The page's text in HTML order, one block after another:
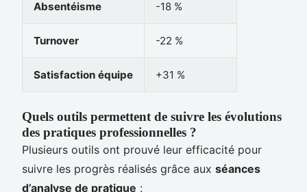
Absentéisme -18 %
Turnover -22 %
Satisfaction équipe +31 %
Quels outils permettent de suivre les évolutions
des pratiques professionnelles ?
Plusieurs outils ont prouvé leur efficacité pour
suivre les progrès réalisés grâce aux séances
d’analyse de pratique :